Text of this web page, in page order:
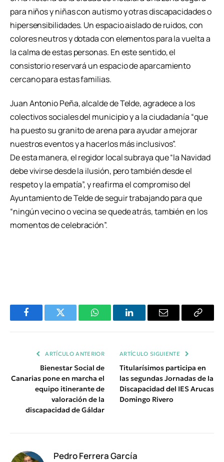
para niños y niñas con autismo y otras discapacidades o
hipersensibilidades. Un espacio aislado de ruidos, con
colores neutros y dotada con elementos para la vuelta a
la calma de estas personas. En este sentido, el
consistorio reservará un espacio de aparcamiento
cercano para estas familias.
Juan Antonio Peña, alcalde de Telde, agradece a los
colectivos sociales del municipio y a la ciudadanía “que
ha puesto su granito de arena para ayudar a mejorar
nuestros eventos y a hacerlos más inclusivos”.
De esta manera, el regidor local subraya que “la Navidad
debe vivirse desde la ilusión, pero también desde el
respeto y la empatía”, y reafirma el compromiso del
Ayuntamiento de Telde de seguir trabajando para que
“ningún vecino o vecina se quede atrás, también en los
momentos de celebración”.
FacebookTwitter WhatsAppLinkedInEmail
Copiar
ARTÍCULO ANTERIOR
Bienestar Social de
Canarias pone en marcha el
equipo itinerante de
valoración de la
discapacidad de Gáldar
ARTÍCULO SIGUIENTE
Titularísimos participa en
las segundas Jornadas de la
Discapacidad del IES Arucas
Domingo Rivero
Pedro Ferrera García